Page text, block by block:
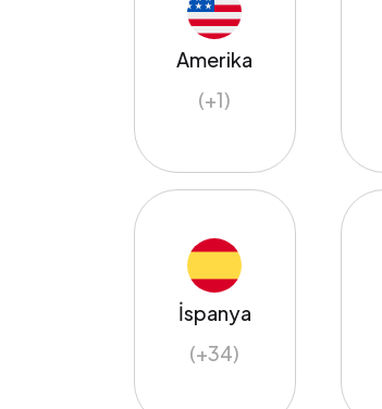
Amerika
(+1)
İspanya
(+34)